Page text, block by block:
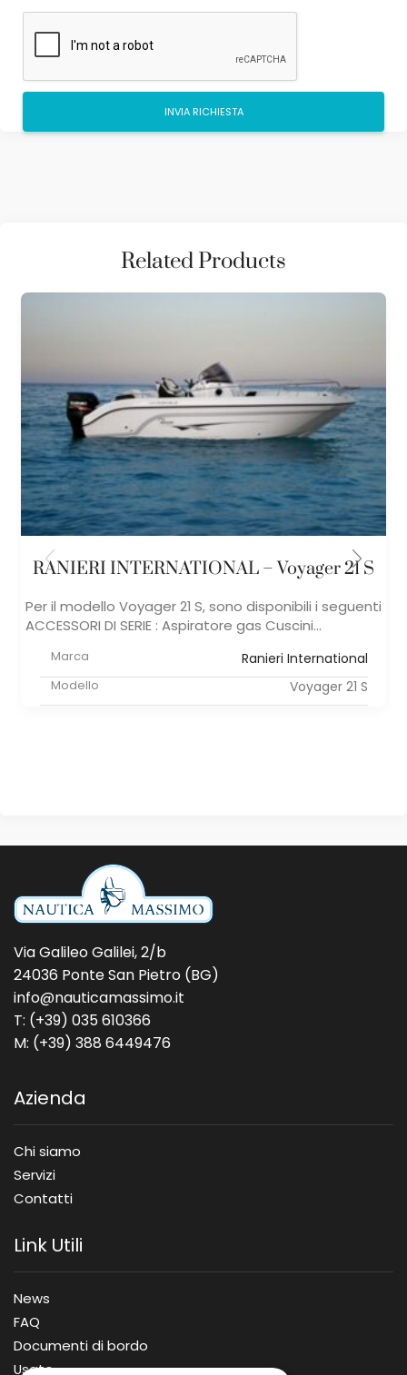
Related Products
RANIERI INTERNATIONAL – Voyager 21 S
Per il modello Voyager 21 S, sono disponibili i seguenti ​
ACCESSORI DI SERIE : Aspiratore gas Cuscini...
Marca Ranieri International
Modello Voyager 21 S
Via Galileo Galilei, 2/b
24036 Ponte San Pietro (BG)
info@nauticamassimo.it
T: (+39) 035 610366
M: (+39) 388 6449476
Azienda
Chi siamo
Servizi
Contatti
Link Utili
News
FAQ
Documenti di bordo
Usato